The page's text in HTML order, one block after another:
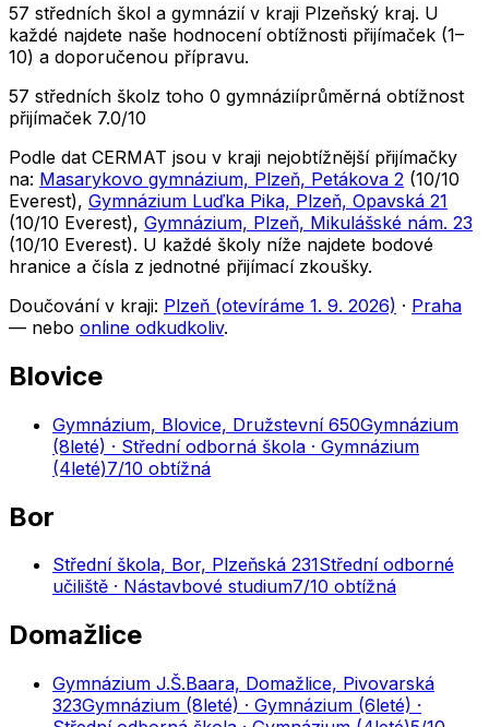
57 středních škol a gymnázií v kraji Plzeňský kraj. U
každé najdete naše hodnocení obtížnosti přijímaček (1–
10) a doporučenou přípravu.
57 středních školz toho 0 gymnáziíprůměrná obtížnost
přijímaček 7.0/10
Podle dat CERMAT jsou v kraji nejobtížnější přijímačky
na: Masarykovo gymnázium, Plzeň, Petákova 2 (10/10
Everest), Gymnázium Luďka Pika, Plzeň, Opavská 21
(10/10 Everest), Gymnázium, Plzeň, Mikulášské nám. 23
(10/10 Everest). U každé školy níže najdete bodové
hranice a čísla z jednotné přijímací zkoušky.
Doučování v kraji: Plzeň (otevíráme 1. 9. 2026) · Praha
— nebo online odkudkoliv.
Blovice
Gymnázium, Blovice, Družstevní 650Gymnázium
(8leté) · Střední odborná škola · Gymnázium
(4leté)7/10 obtížná
Bor
Střední škola, Bor, Plzeňská 231Střední odborné
učiliště · Nástavbové studium7/10 obtížná
Domažlice
Gymnázium J.Š.Baara, Domažlice, Pivovarská
323Gymnázium (8leté) · Gymnázium (6leté) ·